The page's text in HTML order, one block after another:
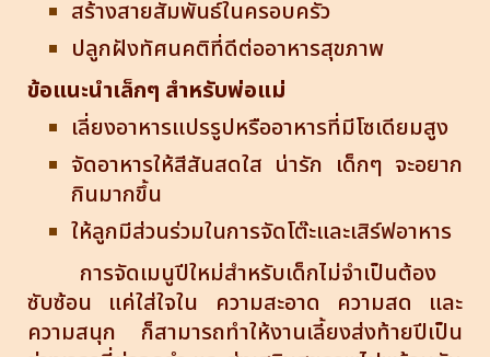
สร้างสายสัมพันธ์ในครอบครัว
ปลูกฝังทัศนคติที่ดีต่ออาหารสุขภาพ
ข้อแนะนำเล็กๆ สำหรับพ่อแม่
เลี่ยงอาหารแปรรูปหรืออาหารที่มีโซเดียมสูง
จัดอาหารให้สีสันสดใส น่ารัก เด็กๆ จะอยาก
กินมากขึ้น
ให้ลูกมีส่วนร่วมในการจัดโต๊ะและเสิร์ฟอาหาร
การจัดเมนูปีใหม่สำหรับเด็กไม่จำเป็นต้อง
ซับซ้อน แค่ใส่ใจใน ความสะอาด ความสด และ
ความสนุก ก็สามารถทำให้งานเลี้ยงส่งท้ายปีเป็น